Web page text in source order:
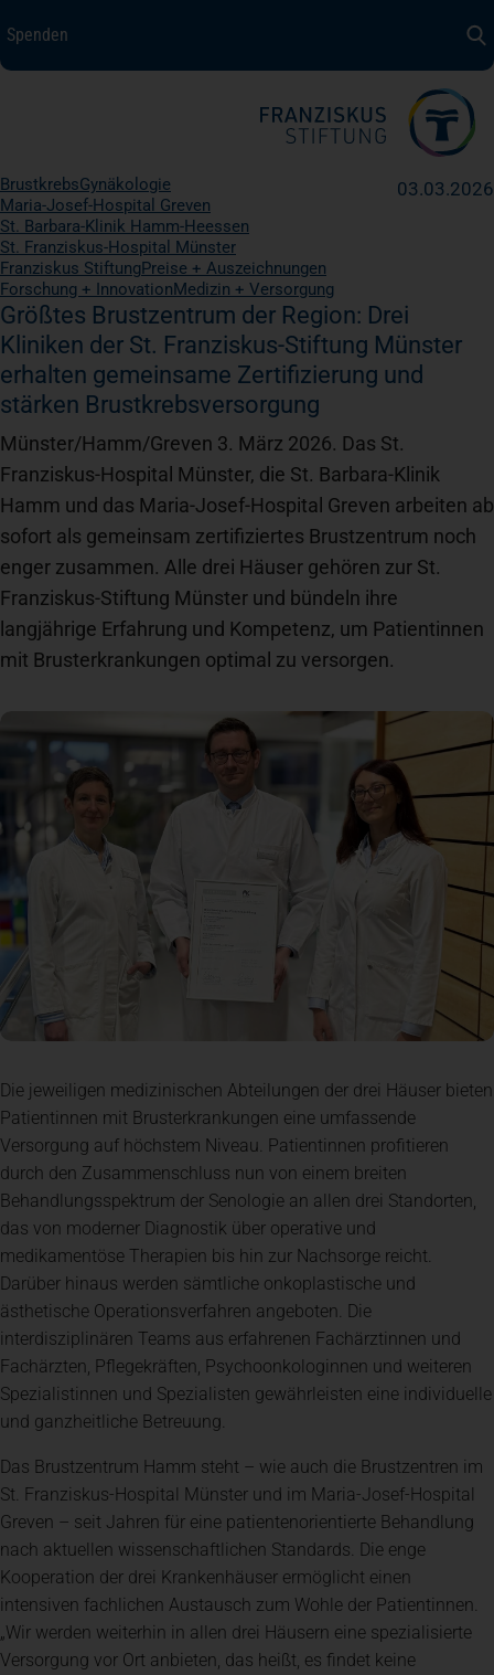
Spenden
Spenden
Medizin + Pflege
Patientensicherheit
Unsere Werte
Karriere
News
Kontakt
Anfahrt + Parken
BrustkrebsGynäkologie
Maria-Josef-Hospital Greven
St. Barbara-Klinik Hamm-Heessen
St. Franziskus-Hospital Münster
Franziskus StiftungPreise + Auszeichnungen
Forschung + InnovationMedizin + Versorgung
03.03.2026
Größtes Brustzentrum der Region: Drei
Kliniken der St. Franziskus-Stiftung Münster
erhalten gemeinsame Zertifizierung und
stärken Brustkrebsversorgung
Münster/Hamm/Greven 3. März 2026. Das St.
Franziskus-Hospital Münster, die St. Barbara-Klinik
Hamm und das Maria-Josef-Hospital Greven arbeiten ab
sofort als gemeinsam zertifiziertes Brustzentrum noch
enger zusammen. Alle drei Häuser gehören zur St.
Franziskus-Stiftung Münster und bündeln ihre
langjährige Erfahrung und Kompetenz, um Patientinnen
mit Brusterkrankungen optimal zu versorgen.
Die jeweiligen medizinischen Abteilungen der drei Häuser bieten
Patientinnen mit Brusterkrankungen eine umfassende
Versorgung auf höchstem Niveau. Patientinnen profitieren
durch den Zusammenschluss nun von einem breiten
Behandlungsspektrum der Senologie an allen drei Standorten,
das von moderner Diagnostik über operative und
medikamentöse Therapien bis hin zur Nachsorge reicht.
Darüber hinaus werden sämtliche onkoplastische und
ästhetische Operationsverfahren angeboten. Die
interdisziplinären Teams aus erfahrenen Fachärztinnen und
Fachärzten, Pflegekräften, Psychoonkologinnen und weiteren
Spezialistinnen und Spezialisten gewährleisten eine individuelle
und ganzheitliche Betreuung.
Das Brustzentrum Hamm steht – wie auch die Brustzentren im
St. Franziskus-Hospital Münster und im Maria-Josef-Hospital
Greven – seit Jahren für eine patientenorientierte Behandlung
nach aktuellen wissenschaftlichen Standards. Die enge
Kooperation der drei Krankenhäuser ermöglicht einen
intensiven fachlichen Austausch zum Wohle der Patientinnen.
„Wir werden weiterhin in allen drei Häusern eine spezialisierte
Versorgung vor Ort anbieten, das heißt, es findet keine